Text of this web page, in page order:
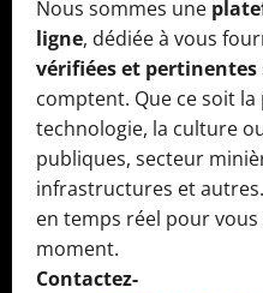
Nous sommes une
ligne, dédiée à vous
vérifiées et pertinentes
comptent. Que ce soit la
technologie, la culture
publiques, secteur
infrastructures et
en temps réel pour
moment.
Contactez-